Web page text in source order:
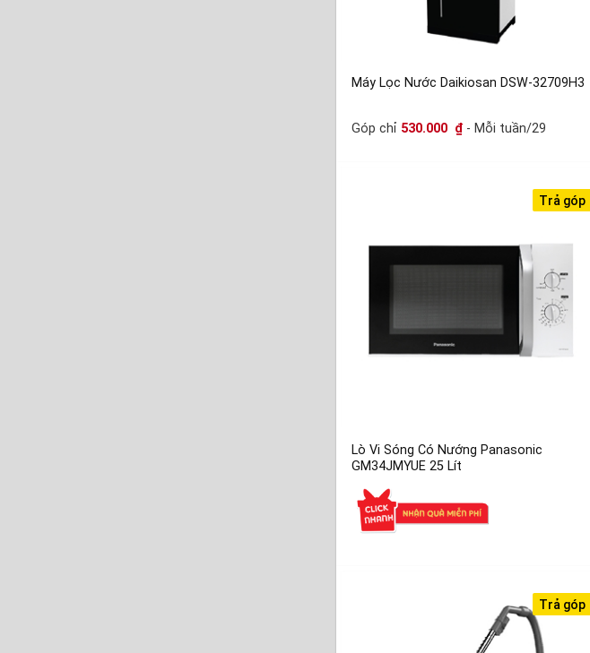
Máy Lọc Nước Daikiosan DSW-32709H3
Góp chỉ 530.000 ₫ - Mỗi tuần/29
Trả góp
Lò Vi Sóng Có Nướng Panasonic
GM34JMYUE 25 Lít
Trả góp